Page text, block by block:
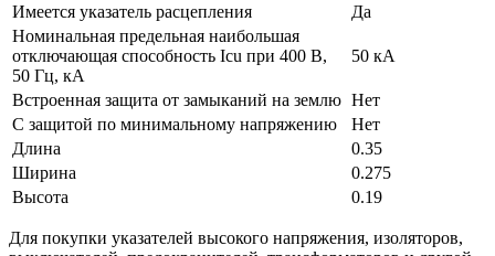
Имеется указатель расцепления
Да
Номинальная предельная наибольшая
отключающая способность Icu при 400 В,
50 Гц, кА
50 кА
Встроенная защита от замыканий на землю Нет
С защитой по минимальному напряжению
Нет
Длина
0.35
Ширина
0.275
Высота
0.19
Для покупки указателей высокого напряжения, изоляторов,